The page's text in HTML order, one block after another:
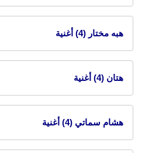
هبه مختار (4) أغنية
هتان (4) أغنية
هشام سماتي (4) أغنية